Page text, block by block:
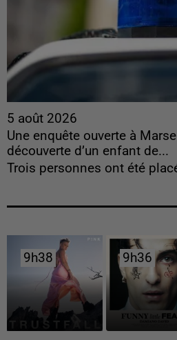
5 août 2026
Une enquête ouverte à
découverte d’un enfant de...
Trois personnes ont été
9h38
9h38 9h36
9h36